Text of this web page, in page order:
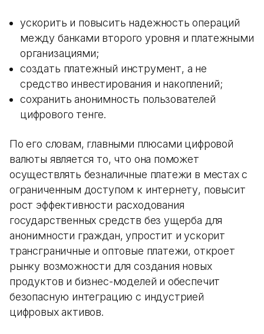
ускорить и повысить надежность операций
между банками второго уровня и платежными
организациями;
создать платежный инструмент, а не
средство инвестирования и накоплений;
сохранить анонимность пользователей
цифрового тенге.
По его словам, главными плюсами цифровой
валюты является то, что она поможет
осуществлять безналичные платежи в местах с
ограниченным доступом к интернету, повысит
рост эффективности расходования
государственных средств без ущерба для
анонимности граждан, упростит и ускорит
трансграничные и оптовые платежи, откроет
рынку возможности для создания новых
продуктов и бизнес-моделей и обеспечит
безопасную интеграцию с индустрией
цифровых активов.